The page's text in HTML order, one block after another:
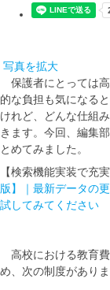
写真を拡大
保護者にとっては
的な負担も気になる
けれど、どんな仕組
きます。今回、編集
とめてみました。
【検索機能実装で充実
版】｜最新データの
試してみてください
高校における教育
め、次の制度がありま